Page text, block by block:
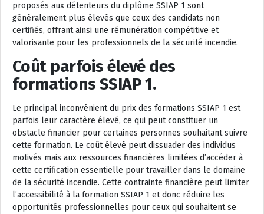
proposés aux détenteurs du diplôme SSIAP 1 sont
généralement plus élevés que ceux des candidats non
certifiés, offrant ainsi une rémunération compétitive et
valorisante pour les professionnels de la sécurité incendie.
Coût parfois élevé des
formations SSIAP 1.
Le principal inconvénient du prix des formations SSIAP 1 est
parfois leur caractère élevé, ce qui peut constituer un
obstacle financier pour certaines personnes souhaitant suivre
cette formation. Le coût élevé peut dissuader des individus
motivés mais aux ressources financières limitées d’accéder à
cette certification essentielle pour travailler dans le domaine
de la sécurité incendie. Cette contrainte financière peut limiter
l’accessibilité à la formation SSIAP 1 et donc réduire les
opportunités professionnelles pour ceux qui souhaitent se